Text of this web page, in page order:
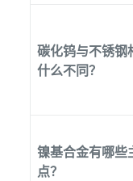
碳化钨与不锈钢
什么不同？
镍基合金有哪些
点？